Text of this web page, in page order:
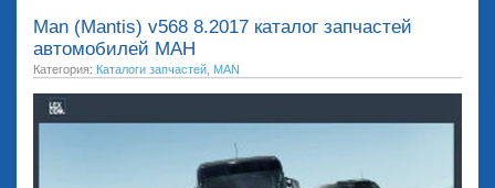
Man (Mantis) v568 8.2017 каталог запчастей
автомобилей МАН
Категория: Каталоги запчастей MAN